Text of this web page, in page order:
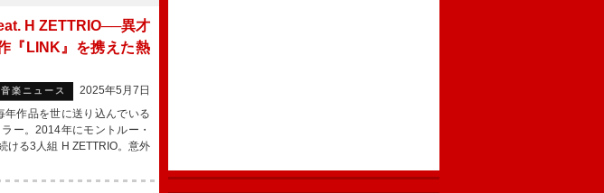
H ZETTRIO──異才
『LINK』を携えた熱
音楽ニュース
2025年5月7日
作品を世に送り込んでいる
ー。2014年にモントルー・
ける3人組 H ZETTRIO。意外